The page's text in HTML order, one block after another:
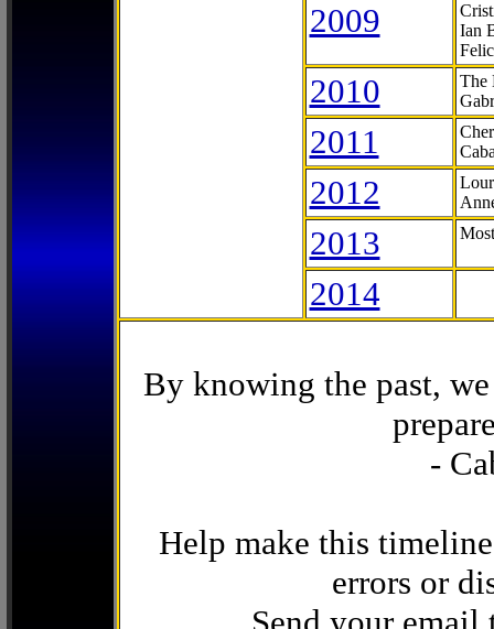
2009
Ian
2010
The
2011
2012
2013
2014
By knowing the past,
-
Help make this
errors or